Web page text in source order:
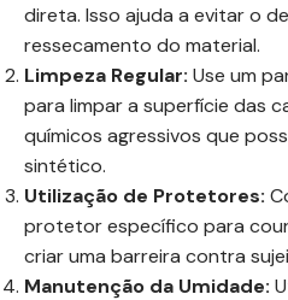
direta. Isso ajuda a evitar o
ressecamento do material.
Limpeza Regular: Use um
para limpar a superfície das
químicos agressivos que
sintético.
Utilização de Protetores:
protetor específico para
criar uma barreira contra
Manutenção da Umidade: